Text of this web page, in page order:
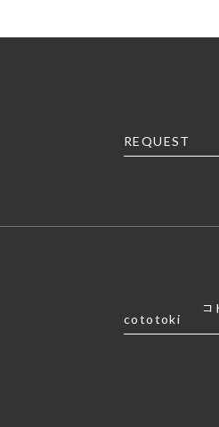
REQUEST
コ
cototoki